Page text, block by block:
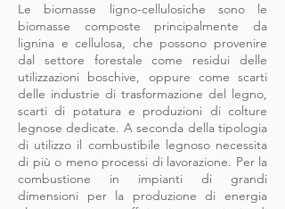
Le biomasse ligno-cellulosiche sono le
biomasse composte principalmente da
lignina e cellulosa, che possono provenire
dal settore forestale come residui delle
utilizzazioni boschive, oppure come scarti
delle industrie di trasformazione del legno,
scarti di potatura e produzioni di colture
legnose dedicate. A seconda della tipologia
di utilizzo il combustibile legnoso necessita
di più o meno processi di lavorazione. Per la
combustione in impianti di grandi
dimensioni per la produzione di energia